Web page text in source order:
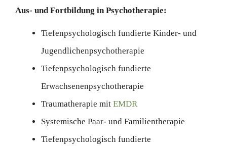
Aus- und Fortbildung in Psychotherapie:
Tiefenpsychologisch fundierte Kinder- und
Jugendlichenpsychotherapie
Tiefenpsychologisch fundierte
Erwachsenenpsychotherapie
Traumatherapie mit EMDR
Systemische Paar- und Familientherapie
Tiefenpsychologisch fundierte